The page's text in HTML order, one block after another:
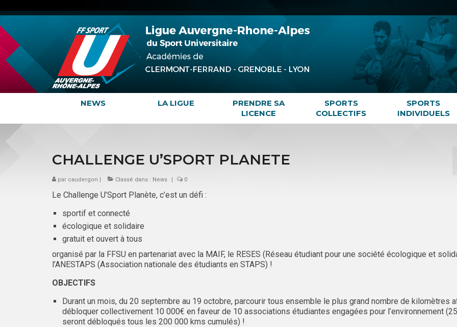
NEWS LA LIGUE
PRENDRE SA
LICENCE
SPORTS
COLLECTIFS
SPORTS
INDIVIDUELS
CHALLENGE U’SPORT PLANETE
par caudergon | Classé dans : News | 0
Le Challenge U’Sport Planète, c’est un défi :
sportif et connecté
écologique et solidaire
gratuit et ouvert à tous
organisé par la FFSU en partenariat avec la MAIF, le RESES (Réseau étudiant pour une société écologique et
l’ANESTAPS (Association nationale des étudiants en STAPS) !
OBJECTIFS
Durant un mois, du 20 septembre au 19 octobre, parcourir tous ensemble le plus grand nombre de kilomètres
débloquer collectivement 10 000€ en faveur de 10 associations étudiantes engagées pour l’environnement
seront débloqués tous les 200 000 kms cumulés) !